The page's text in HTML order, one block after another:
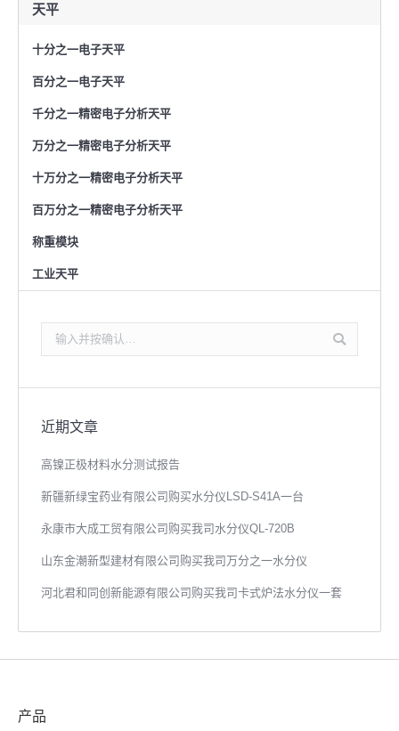
天平
十分之一电子天平
百分之一电子天平
千分之一精密电子分析天平
万分之一精密电子分析天平
十万分之一精密电子分析天平
百万分之一精密电子分析天平
称重模块
工业天平
索：
近期文章
高镍正极材料水分测试报告
新疆新绿宝药业有限公司购买水分仪LSD-S41A一台
永康市大成工贸有限公司购买我司水分仪QL-720B
山东金潮新型建材有限公司购买我司万分之一水分仪
河北君和同创新能源有限公司购买我司卡式炉法水分仪一套
产品